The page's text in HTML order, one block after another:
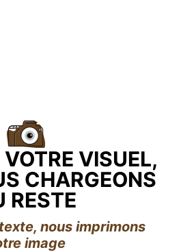
VISUEL,
CHARGEONS
RESTE
nous imprimons
image